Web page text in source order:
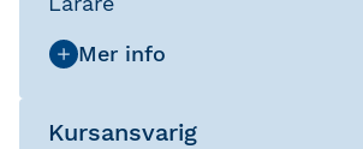
Kursansvarig